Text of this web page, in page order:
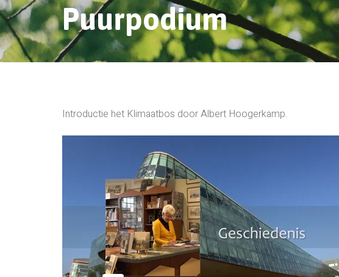
Puurpodium
Introductie het Klimaatbos door Albert Hoogerkamp.